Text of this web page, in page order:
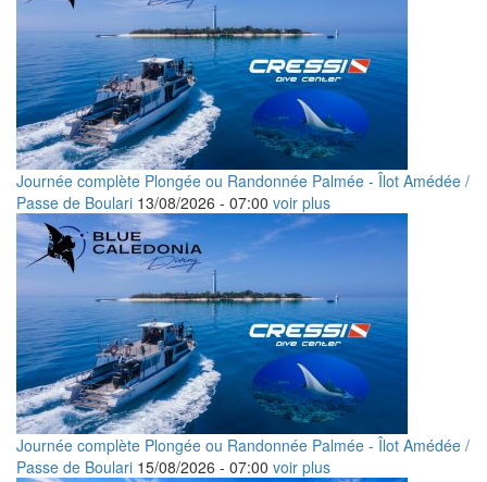
Journée complète Plongée ou Randonnée Palmée - Îlot Amédée /
Passe de Boulari 13/08/2026 - 07:00 voir plus
Journée complète Plongée ou Randonnée Palmée - Îlot Amédée /
Passe de Boulari 15/08/2026 - 07:00 voir plus